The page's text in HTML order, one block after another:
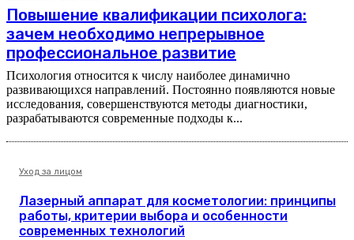
Повышение квалификации психолога:
зачем необходимо непрерывное
профессиональное развитие
Психология относится к числу наиболее динамично
развивающихся направлений. Постоянно появляются новые
исследования, совершенствуются методы диагностики,
разрабатываются современные подходы к...
Уход за лицом
Лазерный аппарат для косметологии: принципы
работы, критерии выбора и особенности
современных технологий